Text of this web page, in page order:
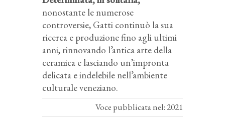
nonostante le numerose
controversie, Gatti continuò la sua
ricerca e produzione fino agli ultimi
anni, rinnovando l’antica arte della
ceramica e lasciando un’impronta
delicata e indelebile nell’ambiente
culturale veneziano.
Voce pubblicata nel: 2021